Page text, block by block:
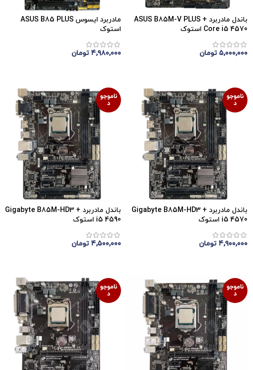
باندل مادربرد ASUS B85M-V PLUS +
Core i5 4570 استوک
۵,۰۰۰,۰۰۰ تومان
مادربرد ایسوس ASUS B85 PLUS
استوک
۴,۹۸۰,۰۰۰ تومان
ناموجو
د
باندل مادربرد Gigabyte B85M-HD3 +
i5 4570 استوک
۴,۹۰۰,۰۰۰ تومان
ناموجو
د
باندل مادربرد Gigabyte B85M-HD3 +
i5 4590 استوک
۴,۵۰۰,۰۰۰ تومان
ناموجو
د
ناموجو
د